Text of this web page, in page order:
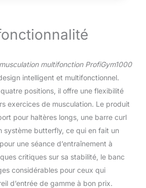
design est facile à nettoyer.
de pieds antidérapants
fitness et musculation sur
Banc Muscu Réglage
Complet: Le dossier et la
sont réglables dans de
permettant un
toutes les situations. Sur
musculation complet
SY-5430B, des deux côtés
l’haltère musculation, deux
bras(Tube Butterfly),
efficacement le dos et
pour les jambes du banc
multifonction ProfiGym1000
intelligent et multifonctionnel.
positions, il offre une flexibilité
exercices de musculation. Le produit
pour haltères longs, une barre curl
système butterfly, ce qui en fait un
une séance d’entraînement à
critiques sur sa stabilité, le banc
considérables pour ceux qui
d’entrée de gamme à bon prix.